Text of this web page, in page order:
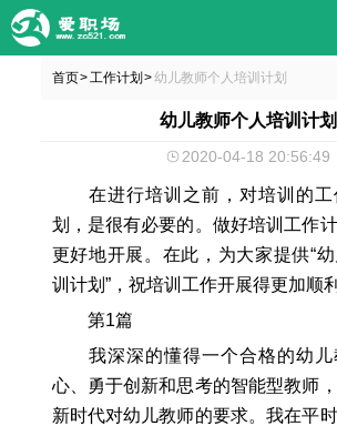
首页> 工作计划>幼儿教师个人培训计划
幼儿教师个人培训计划
2020-04-18 20:56:49
在进行培训之前，对培训的工
划，是很有必要的。做好培训工作
更好地开展。在此，为大家提供“
训计划”，祝培训工作开展得更加顺
第1篇
我深深的懂得一个合格的幼儿
心、勇于创新和思考的智能型教师
新时代对幼儿教师的要求。我在平